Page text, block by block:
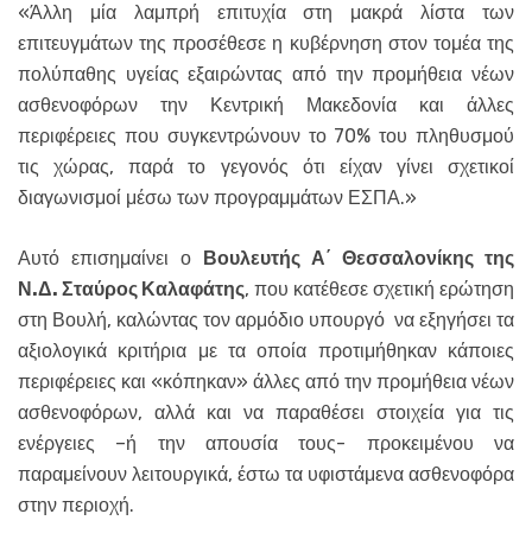
«Άλλη μία λαμπρή επιτυχία στη μακρά λίστα των
επιτευγμάτων της προσέθεσε η κυβέρνηση στον τομέα της
πολύπαθης υγείας εξαιρώντας από την προμήθεια νέων
ασθενοφόρων την Κεντρική Μακεδονία και άλλες
περιφέρειες που συγκεντρώνουν το 70% του πληθυσμού
τις χώρας, παρά το γεγονός ότι είχαν γίνει σχετικοί
διαγωνισμοί μέσω των προγραμμάτων ΕΣΠΑ.»
Αυτό επισημαίνει ο
Βουλευτής Α΄ Θεσσαλονίκης της
Ν.Δ. Σταύρος Καλαφάτης, που κατέθεσε σχετική ερώτηση
στη Βουλή, καλώντας τον αρμόδιο υπουργό να εξηγήσει τα
αξιολογικά κριτήρια με τα οποία προτιμήθηκαν κάποιες
περιφέρειες και «κόπηκαν» άλλες από την προμήθεια νέων
ασθενοφόρων, αλλά και να παραθέσει στοιχεία για τις
ενέργειες –ή την απουσία τους- προκειμένου να
παραμείνουν λειτουργικά, έστω τα υφιστάμενα ασθενοφόρα
στην περιοχή.